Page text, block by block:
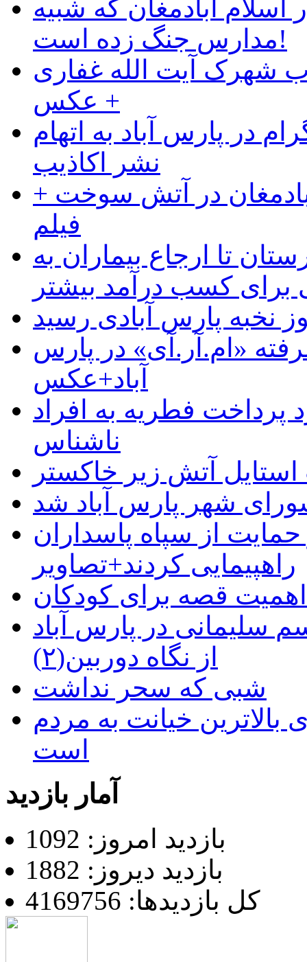
آبادمغان که شبیه
مدارس جنگ زده است!
شهرک آیت الله غفاری
+ عکس
در پارس آباد به اتهام
نشر اکاذیب
در آتش سوخت +
فیلم
تا ارجاع بیماران به
کسب درآمد بیشتر
نخبه پارس آبادی رسید
«ام.آر.آی» در پارس
آباد+عکس
پرداخت فطریه به افراد
ناشناس
آتش زیر خاکستر
شهر پارس آباد شد
از سپاه پاسداران
راهپیمایی کردند+تصاویر
سلیمانی در پارس آباد
از نگاه دوربین(۲)
شبی که سحر نداشت
خیانت به مردم
است
آمار بازدید
بازدید امروز: 1092
بازدید دیروز: 1882
کل بازدیدها: 4169756